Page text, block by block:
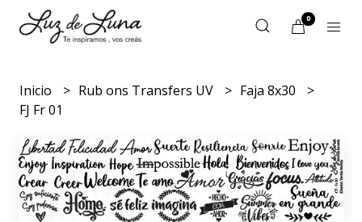
0
Inicio Rub ons Transfers UV
Faja 8x30
FJ Fr 01